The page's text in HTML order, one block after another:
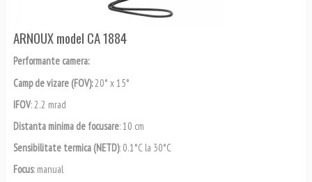
ARNOUX model CA 1884
Performante camera:
Camp de vizare (FOV):20° x 15°
IFOV: 2.2 mrad
Distanta minima de focusare: 10 cm
Sensibilitate termica (NETD): 0.1°C la 30°C
Focus: manual